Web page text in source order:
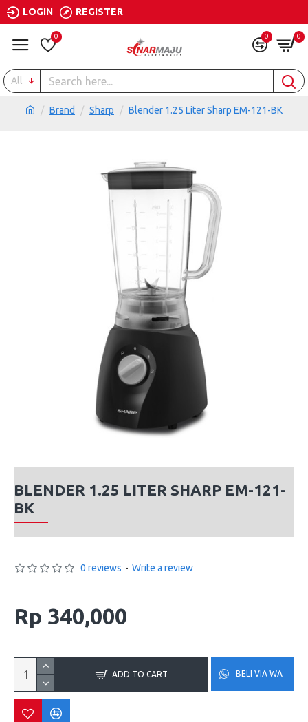
LOGIN REGISTER
0 0 0
All
Brand Sharp Blender 1.25 Liter Sharp EM-121-BK
BLENDER 1.25 LITER SHARP EM-121-
BK
0 reviews - Write a review
Rp 340,000
ADD TO CART BELI VIA WA